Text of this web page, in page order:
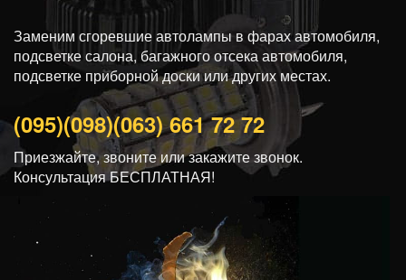
Заменим сгоревшие автолампы в фарах автомобиля,
подсветке салона, багажного отсека автомобиля,
подсветке приборной доски или других местах.
(095)(098)(063) 661 72 72
Приезжайте, звоните или закажите звонок.
Консультация БЕСПЛАТНАЯ!